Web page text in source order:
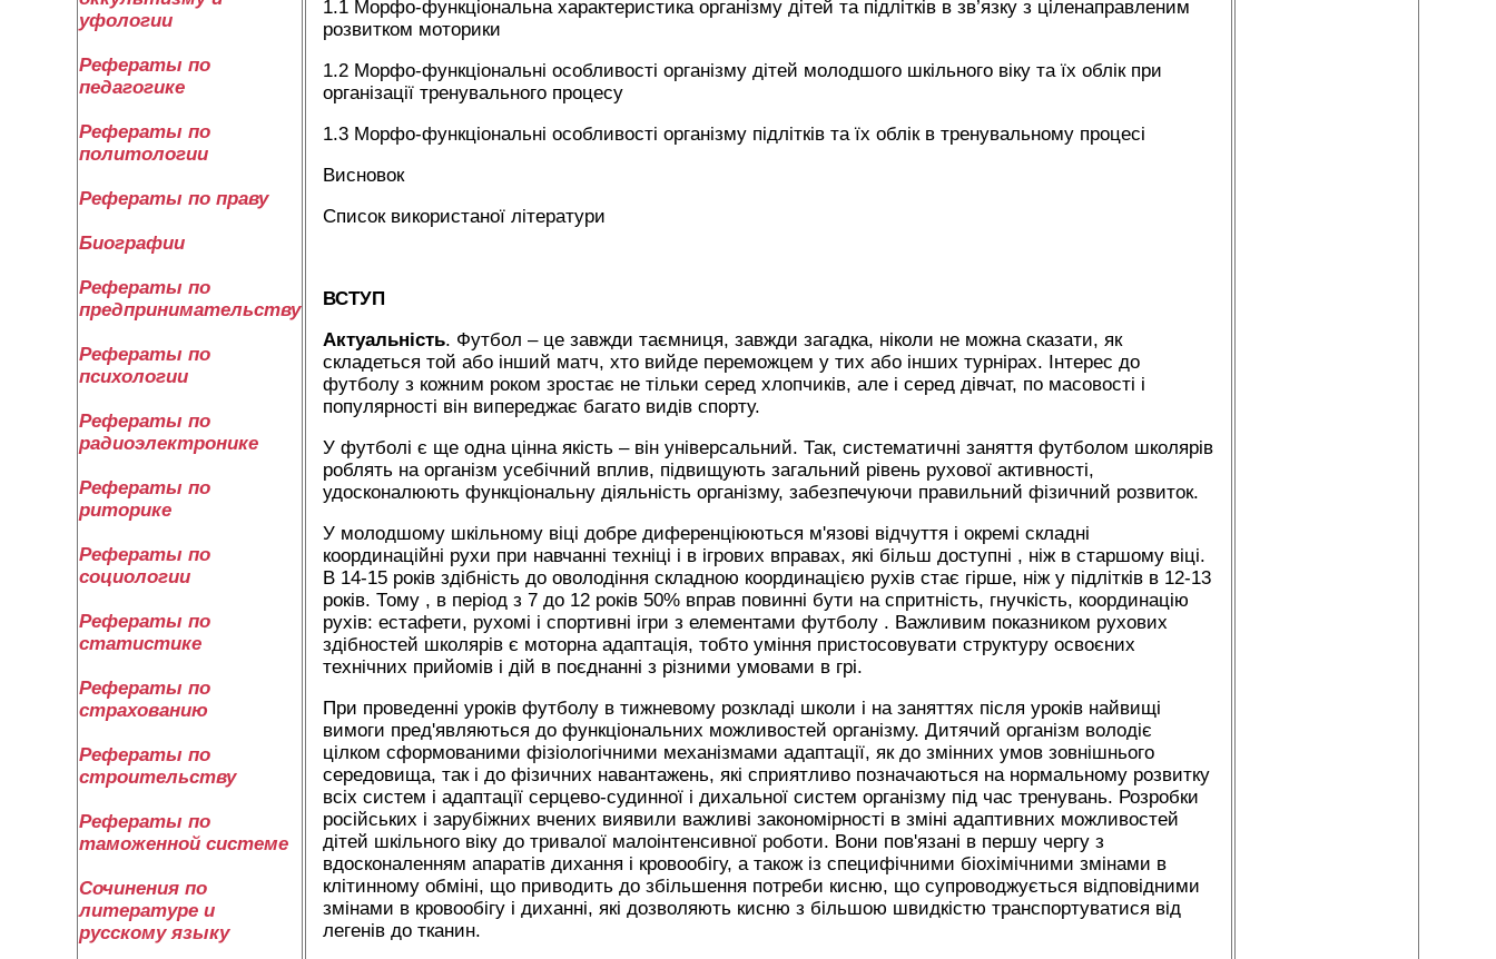
уфологии
Рефераты по
педагогике
Рефераты по
политологии
Рефераты по праву
Биографии
Рефераты по
предпринимательству
Рефераты по
психологии
Рефераты по
радиоэлектронике
Рефераты по
риторике
Рефераты по
социологии
Рефераты по
статистике
Рефераты по
страхованию
Рефераты по
строительству
Рефераты по
таможенной системе
Сочинения по
литературе и
русскому языку
1.1 Морфо-функціональна характеристика організму дітей та підлітків в зв’язку з ціленаправленим
розвитком моторики
1.2 Морфо-функціональні особливості організму дітей молодшого шкільного віку та їх облік при
організації тренувального процесу
1.3 Морфо-функціональні особливості організму підлітків та їх облік в тренувальному процесі
Висновок
Список використаної літератури
ВСТУП
Актуальність. Футбол – це завжди таємниця, завжди загадка, ніколи не можна сказати, як
складеться той або інший матч, хто вийде переможцем у тих або інших турнірах. Інтерес до
футболу з кожним роком зростає не тільки серед хлопчиків, але і серед дівчат, по масовості і
популярності він випереджає багато видів спорту.
У футболі є ще одна цінна якість – він універсальний. Так, систематичні заняття футболом школярів
роблять на організм усебічний вплив, підвищують загальний рівень рухової активності,
удосконалюють функціональну діяльність організму, забезпечуючи правильний фізичний розвиток.
У молодшому шкільному віці добре диференціюються м'язові відчуття і окремі складні
координаційні рухи при навчанні техніці і в ігрових вправах, які більш доступні , ніж в старшому віці.
В 14-15 років здібність до оволодіння складною координацією рухів стає гірше, ніж у підлітків в 12-13
років. Тому , в період з 7 до 12 років 50% вправ повинні бути на спритність, гнучкість, координацію
рухів: естафети, рухомі і спортивні ігри з елементами футболу . Важливим показником рухових
здібностей школярів є моторна адаптація, тобто уміння пристосовувати структуру освоєних
технічних прийомів і дій в поєднанні з різними умовами в грі.
При проведенні уроків футболу в тижневому розкладі школи і на заняттях після уроків найвищі
вимоги пред'являються до функціональних можливостей організму. Дитячий організм володіє
цілком сформованими фізіологічними механізмами адаптації, як до змінних умов зовнішнього
середовища, так і до фізичних навантажень, які сприятливо позначаються на нормальному розвитку
всіх систем і адаптації серцево-судинної і дихальної систем організму під час тренувань. Розробки
російських і зарубіжних вчених виявили важливі закономірності в зміні адаптивних можливостей
дітей шкільного віку до тривалої малоінтенсивної роботи. Вони пов'язані в першу чергу з
вдосконаленням апаратів дихання і кровообігу, а також із специфічними біохімічними змінами в
клітинному обміні, що приводить до збільшення потреби кисню, що супроводжується відповідними
змінами в кровообігу і диханні, які дозволяють кисню з більшою швидкістю транспортуватися від
легенів до тканин.